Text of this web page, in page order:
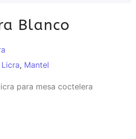
Blanco
Licra, Mantel
para mesa coctelera